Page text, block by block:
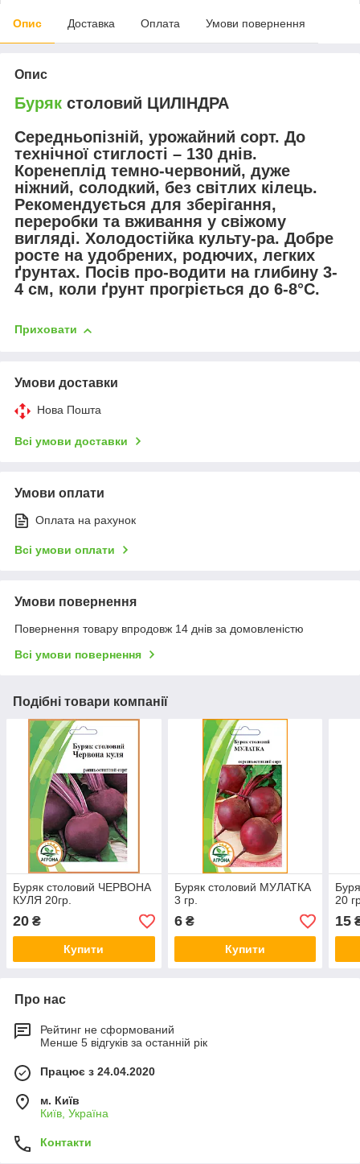
Опис Доставка Оплата Умови повернення
Опис
Буряк столовий ЦИЛІНДРА
Середньопізній, урожайний сорт. До
технічної стиглості – 130 днів.
Коренеплід темно-червоний, дуже
ніжний, солодкий, без світлих кілець.
Рекомендується для зберігання,
переробки та вживання у свіжому
вигляді. Холодостійка культу-ра. Добре
росте на удобрених, родючих, легких
ґрунтах. Посів про-водити на глибину 3-
4 см, коли ґрунт прогріється до 6-8°С.
Приховати
Умови доставки
Нова Пошта
Всі умови доставки
Умови оплати
Оплата на рахунок
Всі умови оплати
Умови повернення
Повернення товару впродовж 14 днів за домовленістю
Всі умови повернення
Подібні товари компанії
Буряк столовий ЧЕРВОНА
КУЛЯ 20гр.
20 ₴
Купити
Буряк столовий МУЛАТКА
3 гр.
6₴
Купити
20
15
Про нас
Рейтинг не сформований
Менше 5 відгуків за останній рік
Працює з 24.04.2020
м. Київ
Київ, Україна
Контакти